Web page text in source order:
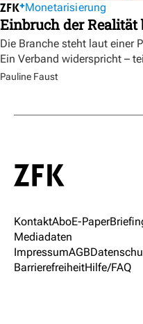
Monetarisierung
Einbruch der Realität
Die Branche steht laut einer
Ein Verband widerspricht –
Pauline Faust
KontaktAboE-Paper
Mediadaten
ImpressumAGB
BarrierefreiheitHilfe/FAQ